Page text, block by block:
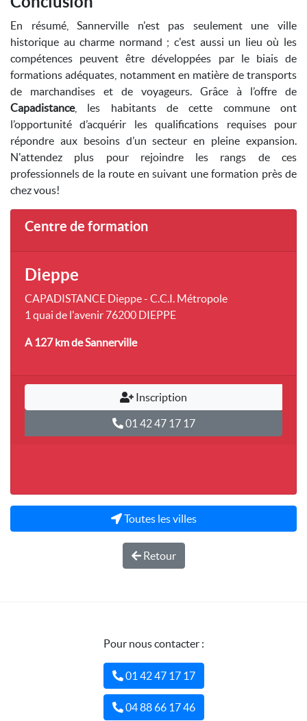
En résumé, Sannerville n'est pas seulement une ville
historique au charme normand ; c'est aussi un lieu où les
compétences peuvent être développées par le biais de
formations adéquates, notamment en matière de transports
de marchandises et de voyageurs. Grâce à l’offre de
Capadistance, les habitants de cette commune ont
l’opportunité d’acquérir les qualifications requises pour
répondre aux besoins d’un secteur en pleine expansion.
N'attendez plus pour rejoindre les rangs de ces
professionnels de la route en suivant une formation près de
chez vous!
Centre de formation
Dieppe
CAPADISTANCE Dieppe - C.C.I. Métropole
1 quai de l'avenir 76200 DIEPPE
A 127 kmde Sannerville
Inscription
01 42 47 17 17
Toutes les villes
Retour
Pour nous contacter :
01 42 47 17 17
04 88 66 17 46